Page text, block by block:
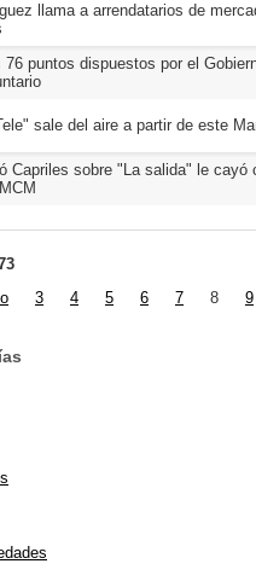
llama a arrendatarios de
76 puntos dispuestos por el
sale del aire a partir de este
Capriles sobre "La salida" le
3 4 5 6 7 8 9